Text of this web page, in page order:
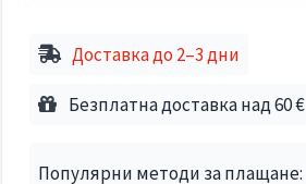
"Настройки",
дадения
бутона
Доставка до 2–3 дни
Безплатна доставка над 60 €
Популярни методи за плащане: